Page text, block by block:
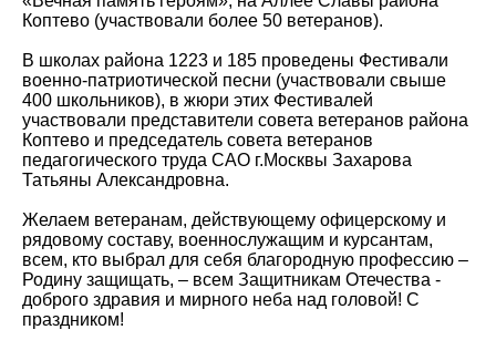
Коптево (участвовали более 50 ветеранов).
В школах района 1223 и 185 проведены Фестивали
военно-патриотической песни (участвовали свыше
400 школьников), в жюри этих Фестивалей
участвовали представители совета ветеранов района
Коптево и председатель совета ветеранов
педагогического труда САО г.Москвы Захарова
Татьяны Александровна.
Желаем ветеранам, действующему офицерскому и
рядовому составу, военнослужащим и курсантам,
всем, кто выбрал для себя благородную профессию –
Родину защищать, – всем Защитникам Отечества -
доброго здравия и мирного неба над головой! С
праздником!